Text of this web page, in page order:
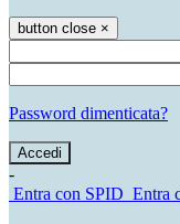
button close ×
Password dimenticata?
-
Entra con SPID Entra